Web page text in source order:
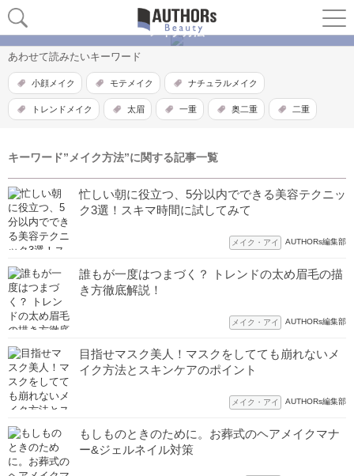
メイク方法
あわせて読みたいキーワード
小顔メイク モテメイク ナチュラルメイク
トレンドメイク 太眉 一重 奥二重 二重
キーワード”メイク方法”に関する記事一覧
忙しい朝に役立つ、5分以内でできる美容テクニッ
ク3選！スキマ時間に試してみて
メイク・アイ AUTHORs編集部
誰もが一度はつまづく？ トレンドの太め眉毛の描
き方徹底解説！
メイク・アイ AUTHORs編集部
目指せマスク美人！マスクをしてても崩れないメ
イク方法とスキンケアのポイント
メイク・アイ AUTHORs編集部
もしものときのために。お葬式のヘアメイクマナ
ー&ジェルネイル対策